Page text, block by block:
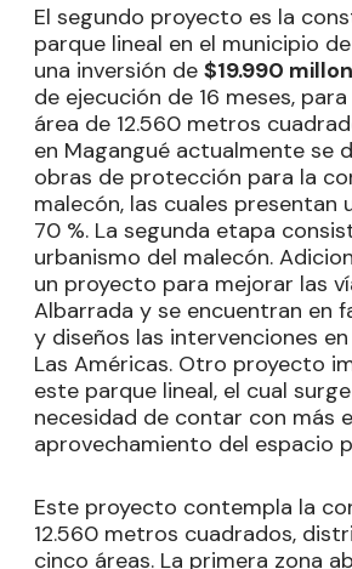
El segundo proyecto es la
parque lineal en el municipio
una inversión de $19.990
de ejecución de 16 meses,
área de 12.560 metros
en Magangué actualmente se
obras de protección para la
malecón, las cuales presentan
70 %. La segunda etapa
urbanismo del malecón.
un proyecto para mejorar las
Albarrada y se encuentran en
y diseños las intervenciones
Las Américas. Otro proyecto
este parque lineal, el cual
necesidad de contar con más
aprovechamiento del espacio
Este proyecto contempla la
12.560 metros cuadrados,
cinco áreas. La primera zona